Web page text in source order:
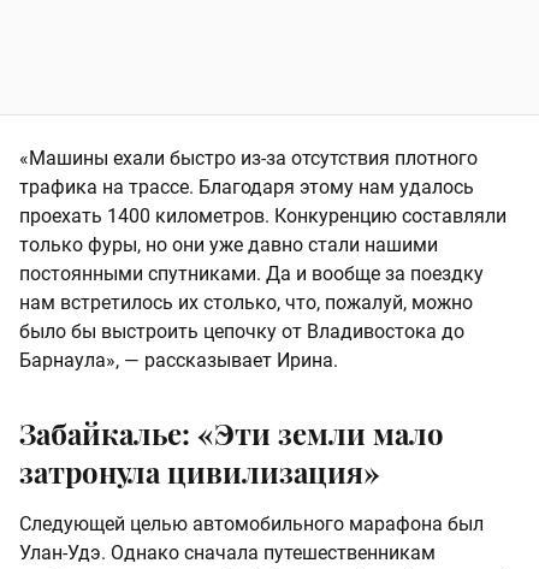
«Машины ехали быстро из-за отсутствия плотного
трафика на трассе. Благодаря этому нам удалось
проехать 1400 километров. Конкуренцию составляли
только фуры, но они уже давно стали нашими
постоянными спутниками. Да и вообще за поездку
нам встретилось их столько, что, пожалуй, можно
было бы выстроить цепочку от Владивостока до
Барнаула», — рассказывает Ирина.
Забайкалье: «Эти земли мало
затронула цивилизация»
Следующей целью автомобильного марафона был
Улан-Удэ. Однако сначала путешественникам